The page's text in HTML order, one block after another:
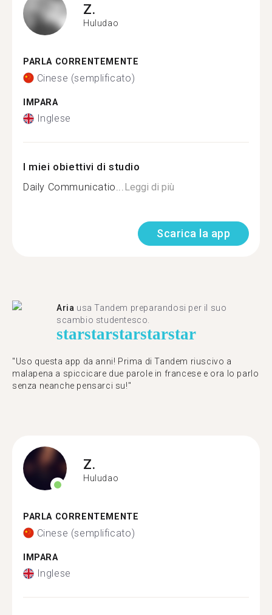
Z.
Huludao
PARLA CORRENTEMENTE
Cinese (semplificato)
IMPARA
Inglese
I miei obiettivi di studio
Daily Communicatio...Leggi di più
Scarica la app
Aria usa Tandem preparandosi per il suo
scambio studentesco.
starstarstarstarstar
"Uso questa app da anni! Prima di Tandem riuscivo a
malapena a spiccicare due parole in francese e ora lo parlo
senza neanche pensarci su!"
Z.
Huludao
PARLA CORRENTEMENTE
Cinese (semplificato)
IMPARA
Inglese